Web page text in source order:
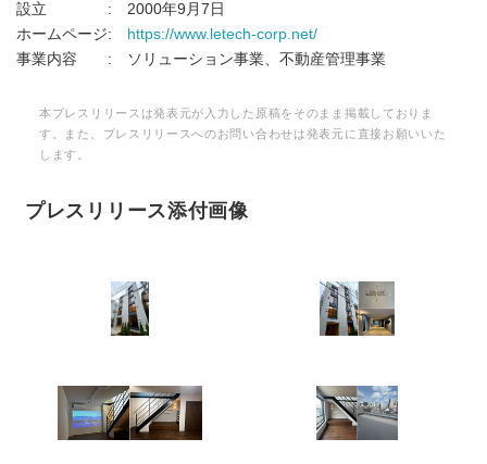
設立 : 2000年9月7日
ホームページ:
https://www.letech-corp.net/
事業内容 : ソリューション事業、不動産管理事業
本プレスリリースは発表元が入力した原稿をそのまま掲載しておりま
す。また、プレスリリースへのお問い合わせは発表元に直接お願いいた
します。
プレスリリース添付画像